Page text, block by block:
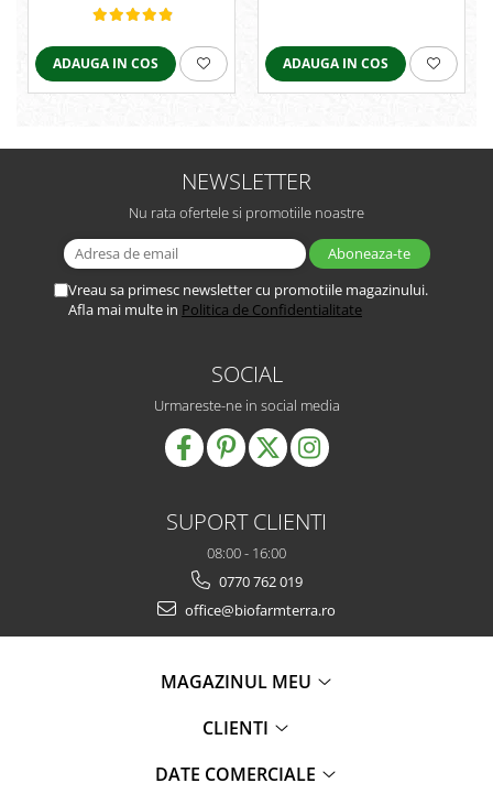
ADAUGA IN COS ADAUGA IN COS
NEWSLETTER
Nu rata ofertele si promotiile noastre
Vreau sa primesc newsletter cu promotiile magazinului.
Afla mai multe in Politica de Confidentialitate
SOCIAL
Urmareste-ne in social media
SUPORT CLIENTI
08:00 - 16:00
0770 762 019
office@biofarmterra.ro
MAGAZINUL MEU
CLIENTI
DATE COMERCIALE